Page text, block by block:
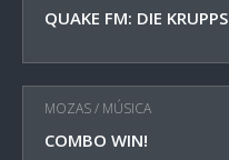
QUAKE FM: DIE KRUPPS
MOZAS/ MÚSICA
COMBO WIN!